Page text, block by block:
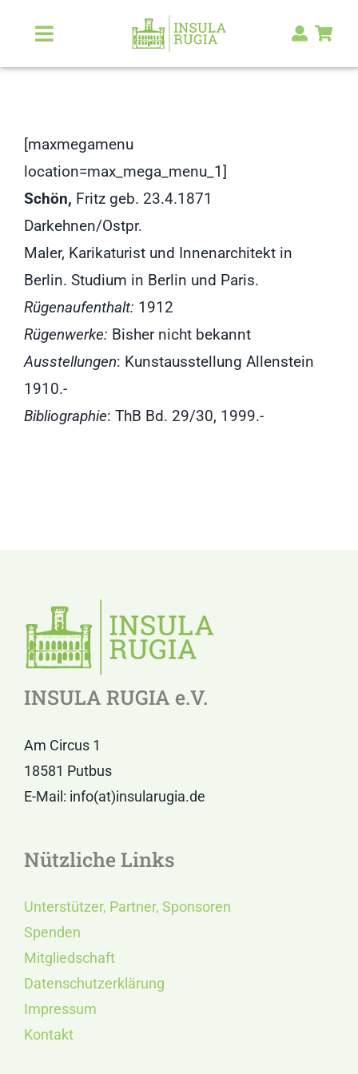
Inhalt
springen
Toggle
Navigation
RUGIA Shop
[maxmegamenu
location=max_mega_menu_1]
Schön, Fritz geb. 23.4.1871
Darkehnen/Ostpr.
Maler, Karikaturist und Innenarchitekt in
Berlin. Studium in Berlin und Paris.
Rügenaufenthalt: 1912
Rügenwerke: Bisher nicht bekannt
Ausstellungen: Kunstausstellung Allenstein
1910.-
Bibliographie: ThB Bd. 29/30, 1999.-
INSULA RUGIA e.V.
Am Circus 1
18581 Putbus
E-Mail: info(at)insularugia.de
Nützliche Links
Unterstützer, Partner, Sponsoren
Spenden
Mitgliedschaft
Datenschutzerklärung
Impressum
Kontakt